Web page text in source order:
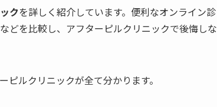
クを詳しく紹介しています。便利なオンライン診
どを比較し、アフターピルクリニックで後悔しな
ルクリニックが全て分かります。